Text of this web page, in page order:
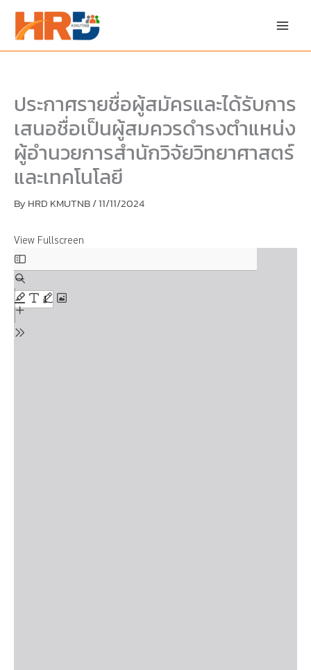
content
ประกาศรายชื่อผู้สมัครและได้รับการ
เสนอชื่อเป็นผู้สมควรดำรงตำแหน่ง
ผู้อำนวยการสำนักวิจัยวิทยาศาสตร์
และเทคโนโลยี
By HRD KMUTNB/11/11/2024
View Fullscreen
PDF